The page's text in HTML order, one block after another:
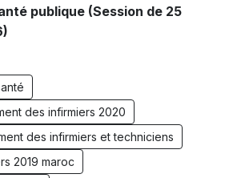
publique (Session de 25
des infirmiers 2020
des infirmiers et techniciens
2019 maroc